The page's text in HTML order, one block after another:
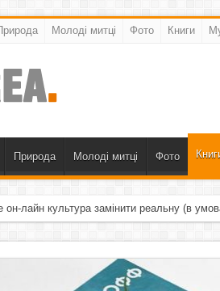
Молоді митці Фото Книги
Природа Молоді митці Фото
лайн культура замінити реальну (в